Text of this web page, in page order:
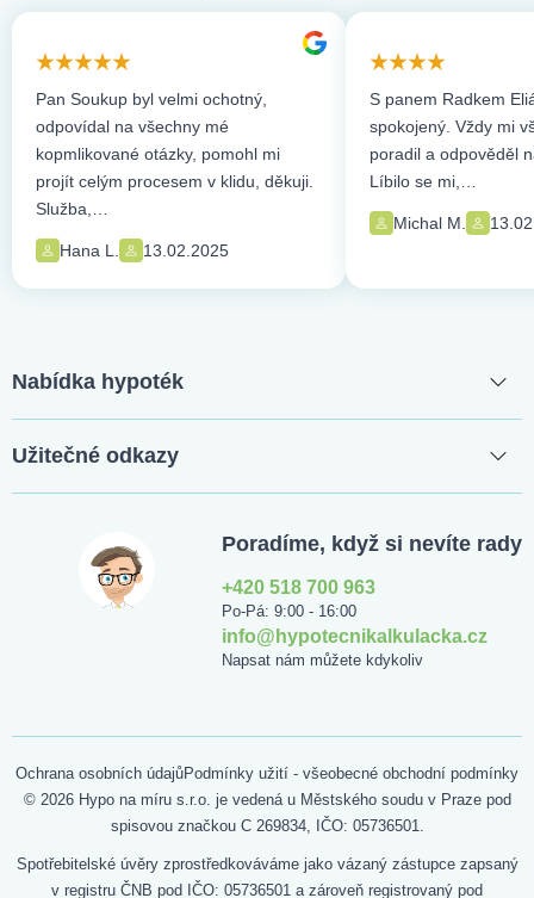
Pan Soukup byl velmi ochotný,
odpovídal na všechny mé
kopmlikované otázky, pomohl mi
projít celým procesem v klidu, děkuji.
Služba,…
Hana L. 13.02.2025
S panem Radkem
spokojený. Vždy mi
poradil a odpověděl
Líbilo se mi,…
Michal M.
Nabídka hypoték
Užitečné odkazy
Poradíme, když si nevíte rady
+420 518 700 963
Po-Pá: 9:00 - 16:00
info@hypotecnikalkulacka.cz
Napsat nám můžete kdykoliv
Ochrana osobních údajůPodmínky užití - všeobecné obchodní podmínky
© 2026 Hypo na míru s.r.o. je vedená u Městského soudu v Praze pod
spisovou značkou C 269834, IČO: 05736501.
Spotřebitelské úvěry zprostředkováváme jako vázaný zástupce zapsaný
v registru ČNB pod IČO: 05736501 a zároveň registrovaný pod